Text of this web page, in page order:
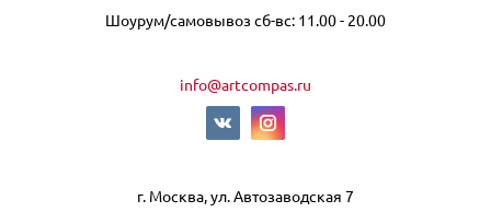
Шоурум/самовывоз сб-вс: 11.00 - 20.00
info@artcompas.ru
г. Москва, ул. Автозаводская 7